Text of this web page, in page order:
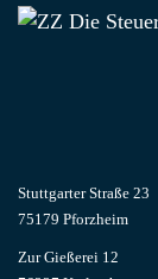
Stuttgarter Straße 23
75179 Pforzheim
Zur Gießerei 12